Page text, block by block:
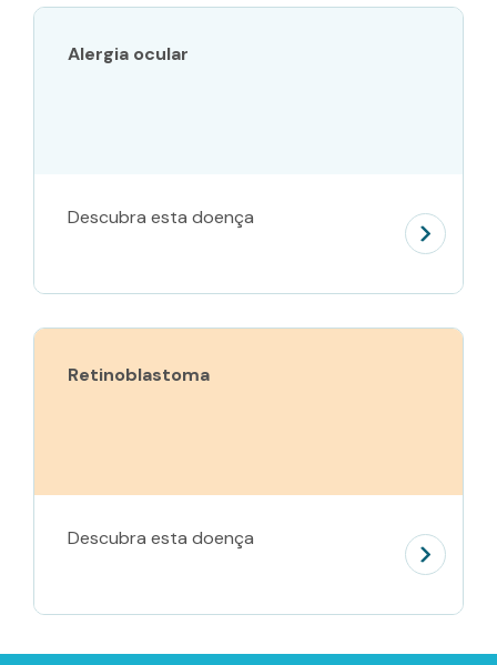
Descubra esta doença
Alergia ocular
Descubra esta doença
Retinoblastoma